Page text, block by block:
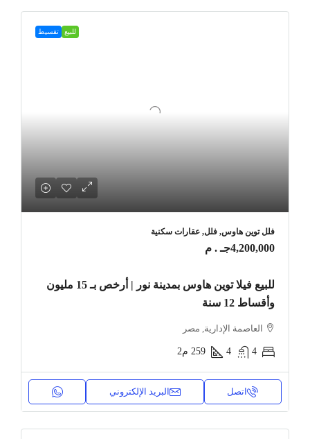
للبيع تقسيط
فلل توين هاوس, فلل, عقارات سكنية
4,200,000جـ . م
للبيع فيلا توين هاوس بمدينة نور | أرخص بـ 15 مليون
وأقساط 12 سنة
العاصمة الإدارية, مصر
4
4
259 م2
اتصل البريد الإلكتروني